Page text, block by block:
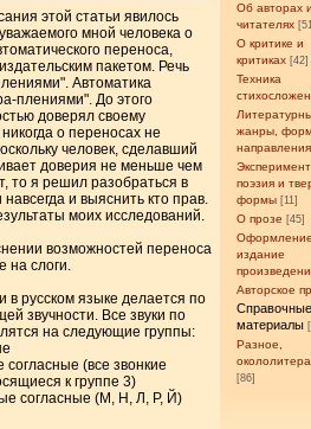
Об авторах
читателях
О критике и
критиках [42]
Техника
жанры,
направления
поэзия и
формы [11]
О прозе [45]
издание
Авторское
материалы
Разное,
[86]
этой статьи явилось
мной человека о
переноса,
пакетом. Речь
Автоматика
плениями". До этого
доверял своему
о переносах не
человек, сделавший
доверия не меньше чем
то я решил разобраться в
и выяснить кто прав.
моих исследований.
возможностей переноса
на слоги.
в русском языке делается по
звучности. Все звуки по
на следующие группы:
(все звонкие
к группе 3)
согласные (М, Н, Л, Р, Й)